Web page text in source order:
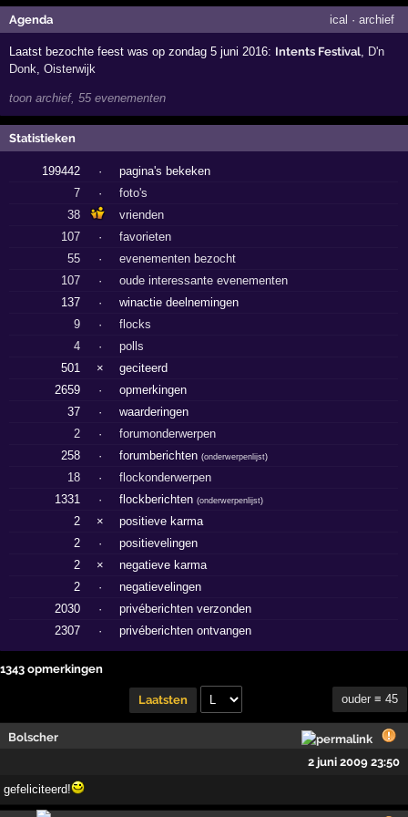
Agenda ical · archief
Laatst bezochte feest was op zondag 5 juni 2016: Intents Festival D'n
Donk ,Oisterwijk
toon archief, 55 evenementen
Statistieken
199442 ·
pagina's bekeken
7
·
foto's
38
vrienden
107
·
favorieten
55
·
evenementen bezocht
107
·
oude interessante evenementen
137
·
winactie deelnemingen
9
·
flocks
4
·
polls
501
×
geciteerd
2659
·
opmerkingen
37
·
waarderingen
2
·
forumonderwerpen
258
· forumberichten(onderwerpenlijst)
18 ·
flockonderwerpen
1331
· flockberichten(onderwerpenlijst)
2 ×
positieve karma
2
·
positievelingen
2
×
negatieve karma
2
·
negatievelingen
2030
·
privéberichten verzonden
2307
· privéberichten ontvangen
1343 opmerkingen
Laatsten ouder ≡ 45
Bolscher
2 juni 2009 23:50
gefeliciteerd!